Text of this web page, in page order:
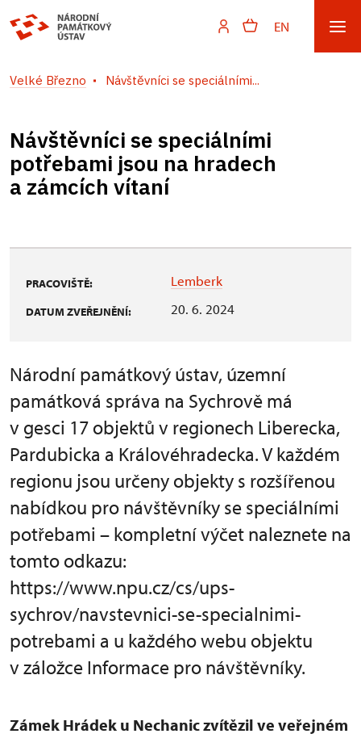
EN
Velké Březno Návštěvníci se speciálními...
Návštěvníci se speciálními
potřebami jsou na hradech
a zámcích vítaní
PRACOVIŠTĚ: Lemberk
DATUM ZVEŘEJNĚNÍ: 20. 6. 2024
Národní památkový ústav, územní
památková správa na Sychrově má
v gesci 17 objektů v regionech Liberecka,
Pardubicka a Královéhradecka. V každém
regionu jsou určeny objekty s rozšířenou
nabídkou pro návštěvníky se speciálními
potřebami – kompletní výčet naleznete na
tomto odkazu:
https://www.npu.cz/cs/ups-
sychrov/navstevnici-se-specialnimi-
potrebami a u každého webu objektu
v záložce Informace pro návštěvníky.
Zámek Hrádek u Nechanic zvítězil ve veřejném